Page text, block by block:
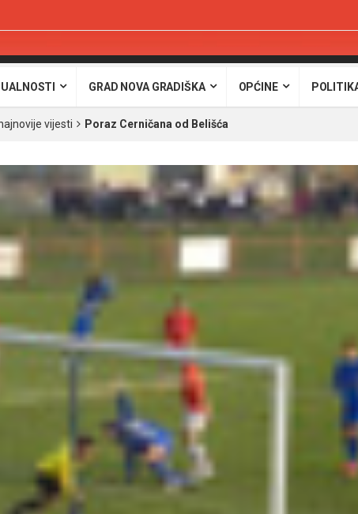
GRAD NOVA GRADIŠKA OPĆINE
vijesti Poraz Cerničana od Belišća